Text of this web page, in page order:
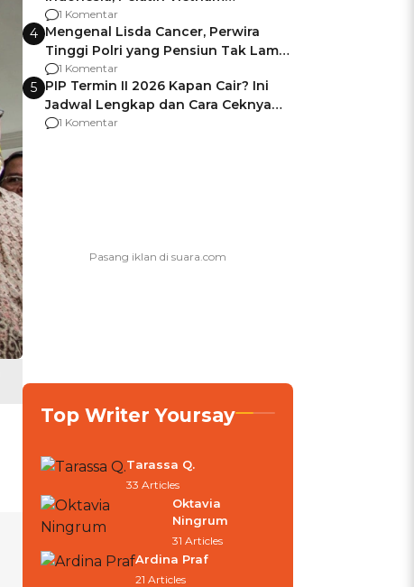
Berencana Pakai Jimat di Pakansari
1 Komentar
4 Mengenal Lisda Cancer, Perwira
Tinggi Polri yang Pensiun Tak Lama
Usai Jadi Brigjen
1 Komentar
5 PIP Termin II 2026 Kapan Cair? Ini
Jadwal Lengkap dan Cara Ceknya
agar Dana Tidak Hangus!
1 Komentar
Top Writer Yoursay
Tarassa Q.
33 Articles
Oktavia
Ningrum
31 Articles
Ardina Praf
21 Articles